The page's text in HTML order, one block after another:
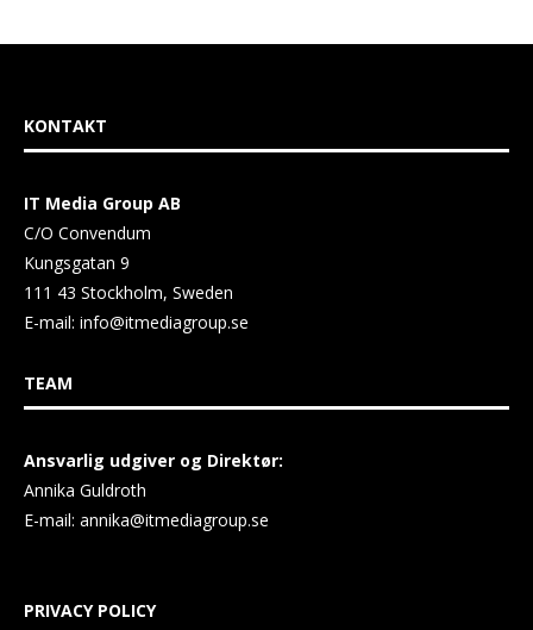
KONTAKT
IT Media Group AB
C/O Convendum
Kungsgatan 9
111 43 Stockholm, Sweden
E-mail: info@itmediagroup.se
TEAM
Ansvarlig udgiver og Direktør:
Annika Guldroth
E-mail: annika@itmediagroup.se
PRIVACY POLICY